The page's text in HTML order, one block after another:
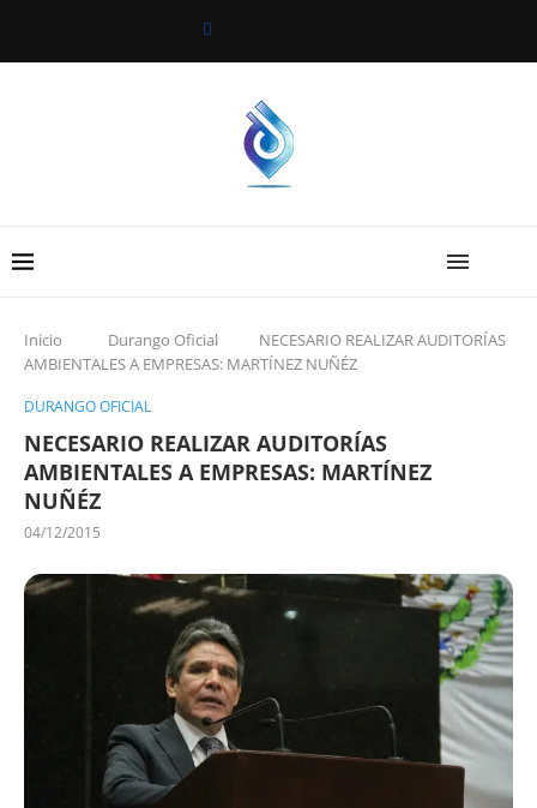
Inicio Durango Oficial
NECESARIO REALIZAR AUDITORÍAS
AMBIENTALES A EMPRESAS: MARTÍNEZ NUÑÉZ
DURANGO OFICIAL
NECESARIO REALIZAR AUDITORÍAS
AMBIENTALES A EMPRESAS: MARTÍNEZ
NUÑÉZ
04/12/2015